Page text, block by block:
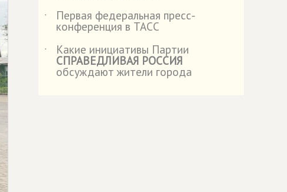
˙
Первая федеральная пресс-
конференция в ТАСС
˙
Какие инициативы Партии
СПРАВЕДЛИВАЯ РОССИЯ
обсуждают жители города